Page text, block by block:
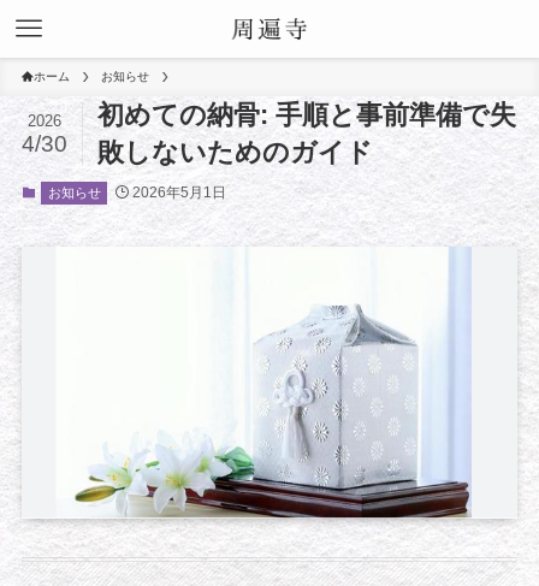
ホーム お知らせ
初めての納骨: 手順と事前準備で失
敗しないためのガイド
2026
4/30
お知らせ 2026年5月1日